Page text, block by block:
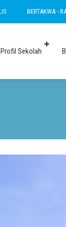
BERTAKWA - RAMAH -
Profil Sekolah